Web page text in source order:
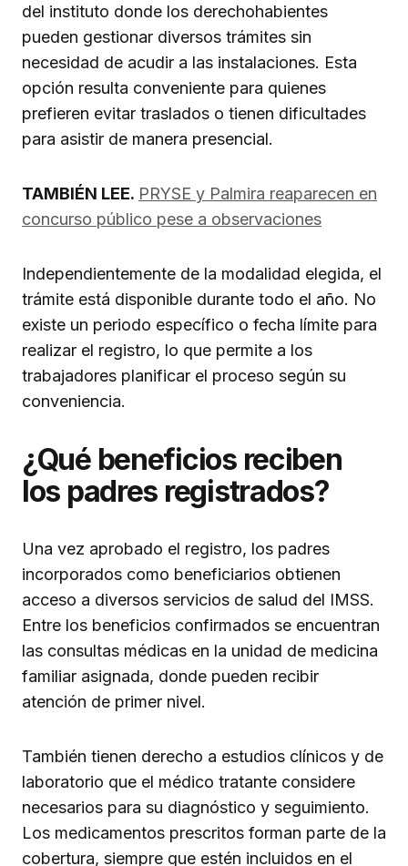
del instituto donde los derechohabientes
pueden gestionar diversos trámites sin
necesidad de acudir a las instalaciones. Esta
opción resulta conveniente para quienes
prefieren evitar traslados o tienen dificultades
para asistir de manera presencial.
TAMBIÉN LEE. PRYSE y Palmira reaparecen en
concurso público pese a observaciones
Independientemente de la modalidad elegida, el
trámite está disponible durante todo el año. No
existe un periodo específico o fecha límite para
realizar el registro, lo que permite a los
trabajadores planificar el proceso según su
conveniencia.
¿Qué beneficios reciben
los padres registrados?
Una vez aprobado el registro, los padres
incorporados como beneficiarios obtienen
acceso a diversos servicios de salud del IMSS.
Entre los beneficios confirmados se encuentran
las consultas médicas en la unidad de medicina
familiar asignada, donde pueden recibir
atención de primer nivel.
También tienen derecho a estudios clínicos y de
laboratorio que el médico tratante considere
necesarios para su diagnóstico y seguimiento.
Los medicamentos prescritos forman parte de la
cobertura, siempre que estén incluidos en el